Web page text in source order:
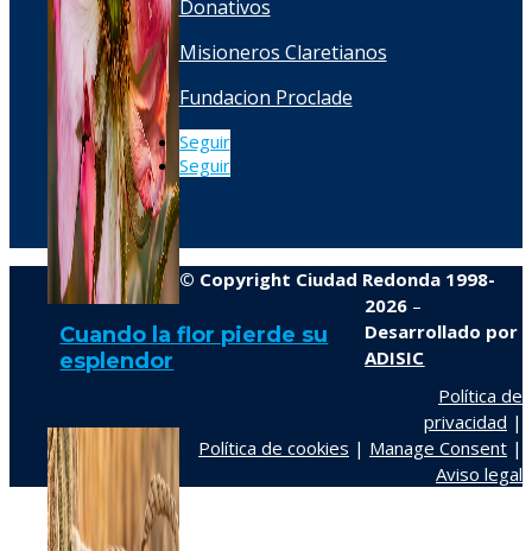
Cuando la flor pierde su
esplendor
Donativos
Misioneros Claretianos
Fundacion Proclade
Seguir
Seguir
© Copyright Ciudad Redonda 1998-
2026 –
Desarrollado por
ADISIC
Política de
privacidad |
Política de cookies | Manage Consent |
Aviso legal